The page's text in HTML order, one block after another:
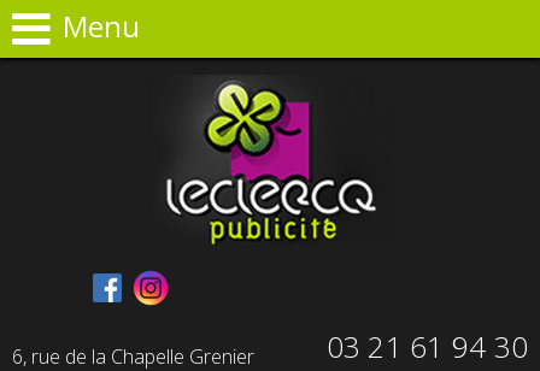
Menu
6, rue de la Chapelle Grenier
03 21 61 94 30
Panneau de gestion des cookies